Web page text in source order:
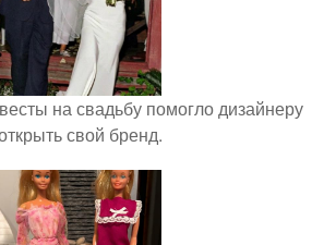
на свадьбу помогло дизайнеру
свой бренд.